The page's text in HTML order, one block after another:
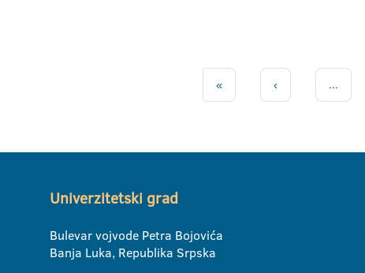
« ‹ ...
Univerzitetski grad
Bulevar vojvode Petra Bojovića
Banja Luka, Republika Srpska